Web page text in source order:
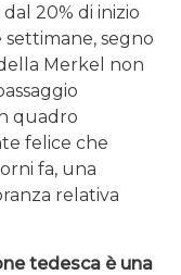
20% di inizio
segno
Merkel non
quadro
felice che
fa, una
relativa
tedesca è una